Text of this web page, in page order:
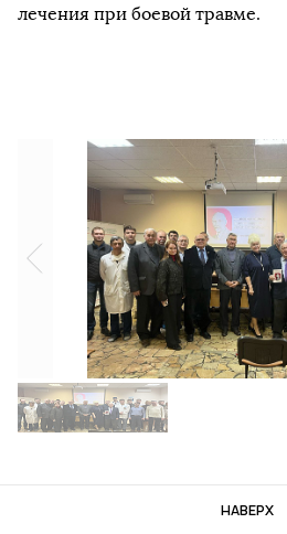
лечения при боевой травме.
НАВЕРХ